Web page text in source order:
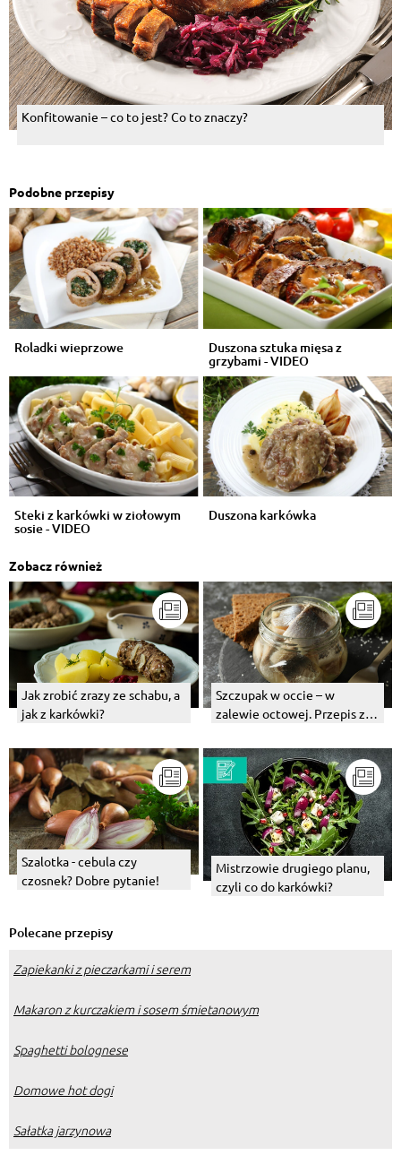
Konfitowanie – co to jest? Co to znaczy?
Podobne przepisy
Roladki wieprzowe Duszona sztuka mięsa z
grzybami - VIDEO
Steki z karkówki w ziołowym
sosie - VIDEO
Duszona karkówka
Zobacz również
Jak zrobić zrazy ze schabu, a
jak z karkówki?
Szczupak w occie – w
zalewie octowej. Przepis z
Szalotka - cebula czy
czosnek? Dobre pytanie!
Mistrzowie drugiego planu,
czyli co do karkówki?
Polecane przepisy
Zapiekanki z pieczarkami i serem
Makaron z kurczakiem i sosem śmietanowym
Spaghetti bolognese
Domowe hot dogi
Sałatka jarzynowa